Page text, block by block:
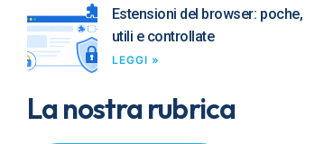
Estensioni del browser: poche,
utili e controllate
LEGGI »
La nostra rubrica